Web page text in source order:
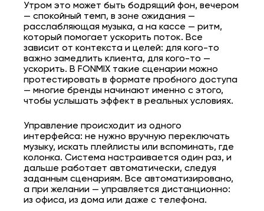
Утром это может быть бодрящий фон, вечером
— спокойный темп, в зоне ожидания —
расслабляющая музыка, а на кассе — ритм,
который помогает ускорить поток. Все
зависит от контекста и целей: для кого-то
важно замедлить клиента, для кого-то —
ускорить. В FONMIX такие сценарии можно
протестировать в формате пробного доступа
— многие бренды начинают именно с этого,
чтобы услышать эффект в реальных условиях.
Управление происходит из одного
интерфейса: не нужно вручную переключать
музыку, искать плейлисты или вспоминать, где
колонка. Система настраивается один раз, и
дальше работает автоматически, следуя
заданным сценариям. Все автоматизировано,
а при желании — управляется дистанционно:
из офиса, из дома или даже с телефона.